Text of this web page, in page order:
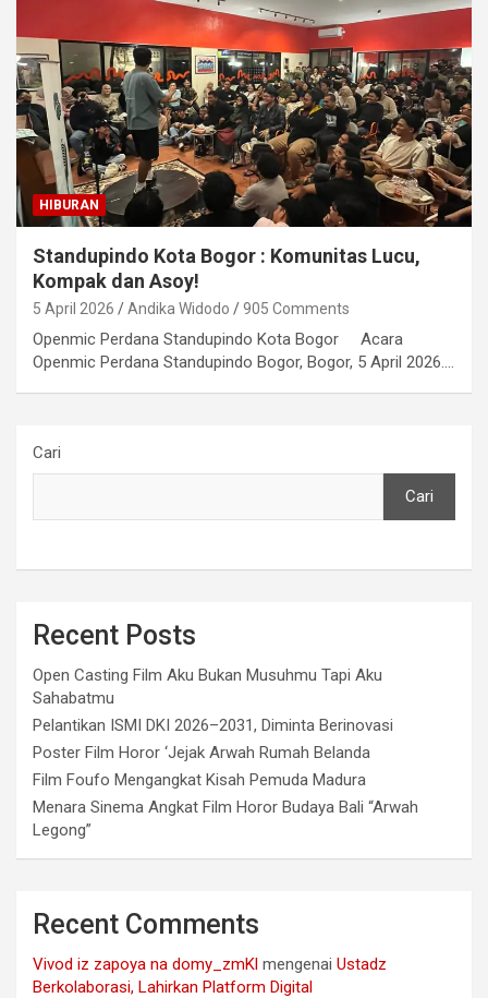
HIBURAN
Standupindo Kota Bogor : Komunitas Lucu,
Kompak dan Asoy!
5 April 2026 Andika Widodo 905 Comments
Openmic Perdana Standupindo Kota Bogor Acara
Openmic Perdana Standupindo Bogor, Bogor, 5 April 2026.…
Cari
Cari
Recent Posts
Open Casting Film Aku Bukan Musuhmu Tapi Aku
Sahabatmu
Pelantikan ISMI DKI 2026–2031, Diminta Berinovasi
Poster Film Horor ‘Jejak Arwah Rumah Belanda
Film Foufo Mengangkat Kisah Pemuda Madura
Menara Sinema Angkat Film Horor Budaya Bali “Arwah
Legong”
Recent Comments
Vivod iz zapoya na domy_zmKl mengenai Ustadz
Berkolaborasi, Lahirkan Platform Digital